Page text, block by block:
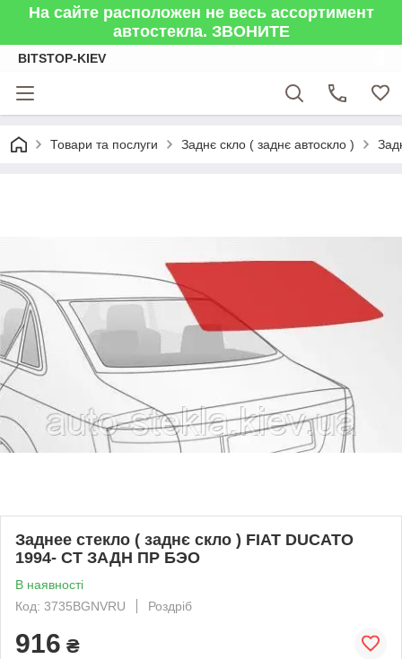
На сайте расположен не весь ассортимент
автостекла. ЗВОНИТЕ
BITSTOP-KIEV
Товари та послуги Заднє скло ( заднє автоскло )
Заднее стекло ( заднє скло ) FIAT DUCATO
1994- СТ ЗАДН ПР БЭО
В наявності
Код: 3735BGNVRU
Роздріб
916 ₴